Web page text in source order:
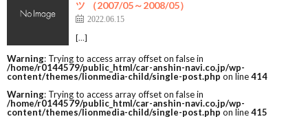
ツ （2007/05～2008/05）
2022.06.15
[…]
Warning: Trying to access array offset on false in
/home/r0144579/public_html/car-anshin-navi.co.jp/wp-
content/themes/lionmedia-child/single-post.php on line414
Warning: Trying to access array offset on false in
/home/r0144579/public_html/car-anshin-navi.co.jp/wp-
content/themes/lionmedia-child/single-post.php on line415